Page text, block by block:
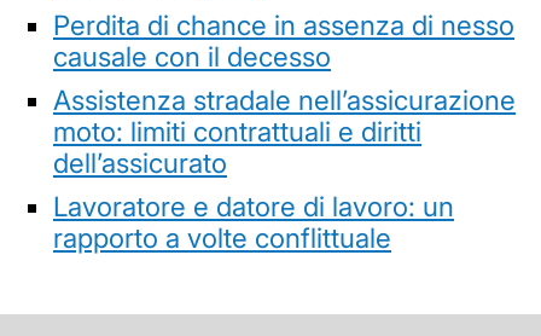
Perdita di chance in assenza di nesso
causale con il decesso
Assistenza stradale nell’assicurazione
moto: limiti contrattuali e diritti
dell’assicurato
Lavoratore e datore di lavoro: un
rapporto a volte conflittuale